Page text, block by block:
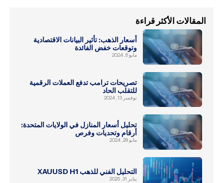
المقالات الأكثر قراءة
أسعار الذهب: تأثير البيانات الاقتصادية
وتوقعات خفض الفائدة
مايو 6, 2024
تصريحات ترامب تدفع العملات الرقمية
للتقلب الحاد
نوفمبر 13, 2024
تحليل أسعار المنازل في الولايات المتحدة:
أرقام وتحديات وفرص
مايو 28, 2024
التحليل الفني للذهب XAUUSD H1
يناير 31, 2025